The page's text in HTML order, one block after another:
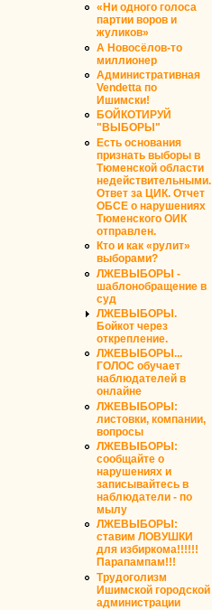
«Ни одного голоса
партии воров и
жуликов»
А Новосёлов-то
миллионер
Административная
Vendetta по
Ишимски!
БОЙКОТИРУЙ
"ВЫБОРЫ"
Есть основания
признать выборы в
Тюменской области
недействительными.
Ответ за ЦИК. Отчет
ОБСЕ о нарушениях
Тюменского ОИК
отправлен.
Кто и как «рулит»
выборами?
ЛЖЕВЫБОРЫ -
шаблонобращение в
суд
ЛЖЕВЫБОРЫ.
Бойкот через
открепление.
ЛЖЕВЫБОРЫ...
ГОЛОС обучает
наблюдателей в
онлайне
ЛЖЕВЫБОРЫ:
листовки, компании,
вопросы
ЛЖЕВЫБОРЫ:
сообщайте о
нарушениях и
записывайтесь в
наблюдатели - по
мылу
ЛЖЕВЫБОРЫ:
ставим ЛОВУШКИ
для избиркома!!!!!!
Парапампам!!!
Трудоголизм
Ишимской городской
администрации